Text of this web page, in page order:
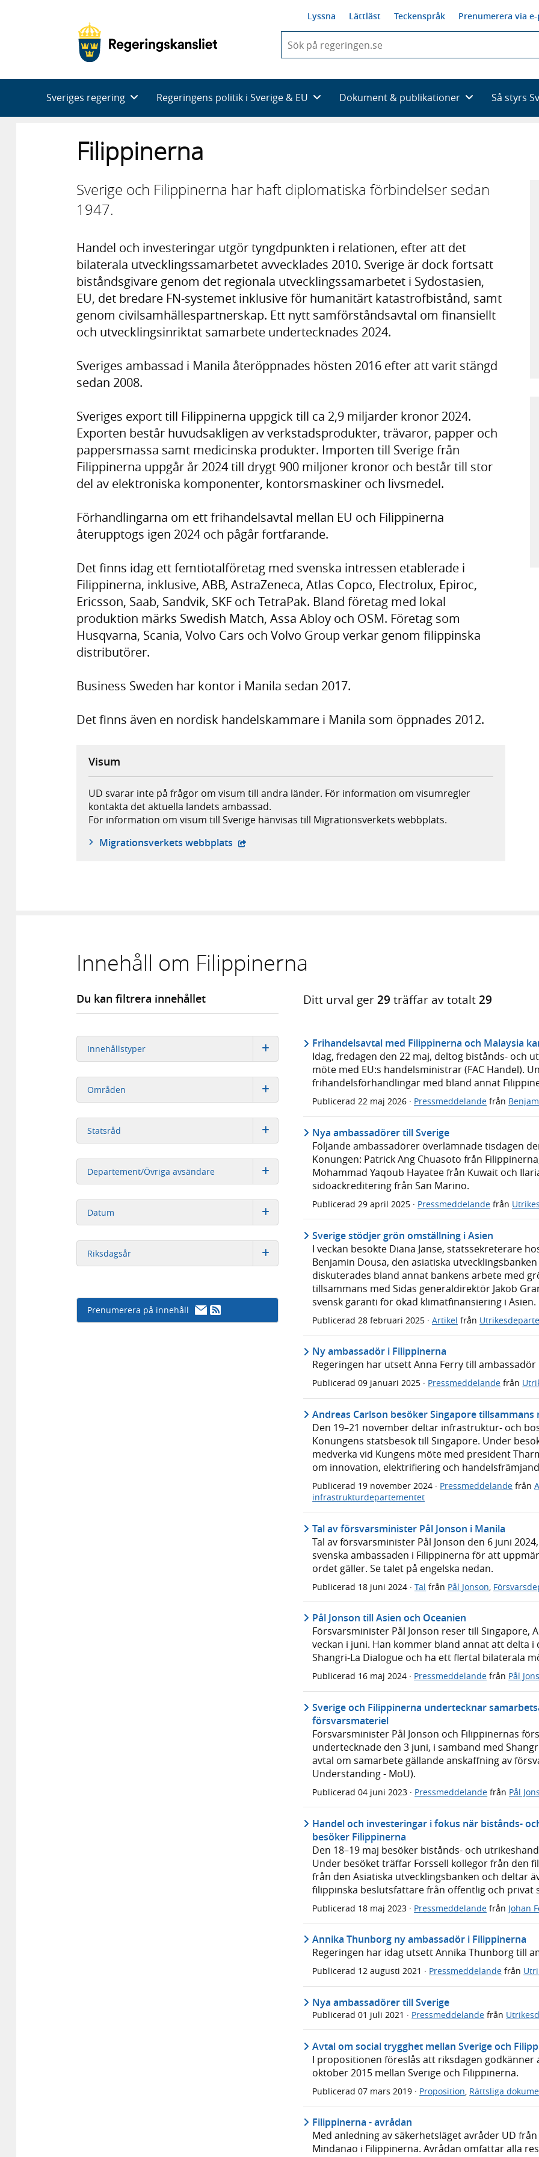
Lyssna Lättläst Teckenspråk Prenumerera via
du
skriva
framträder
en
Sveriges regering Regeringens politik i Sverige & EU Dokument & publikationer Så styrs
Filippinerna
Sverige och Filippinerna har haft diplomatiska förbindelser sedan
1947.
Handel och investeringar utgör tyngdpunkten i relationen, efter att det
bilaterala utvecklingssamarbetet avvecklades 2010. Sverige är dock fortsatt
biståndsgivare genom det regionala utvecklingssamarbetet i Sydostasien,
EU, det bredare FN-systemet inklusive för humanitärt katastrofbistånd, samt
genom civilsamhällespartnerskap. Ett nytt samförståndsavtal om finansiellt
och utvecklingsinriktat samarbete undertecknades 2024.
Sveriges ambassad i Manila återöppnades hösten 2016 efter att varit stängd
sedan 2008.
Sveriges export till Filippinerna uppgick till ca 2,9 miljarder kronor 2024.
Exporten består huvudsakligen av verkstadsprodukter, trävaror, papper och
pappersmassa samt medicinska produkter. Importen till Sverige från
Filippinerna uppgår år 2024 till drygt 900 miljoner kronor och består till stor
del av elektroniska komponenter, kontorsmaskiner och livsmedel.
Förhandlingarna om ett frihandelsavtal mellan EU och Filippinerna
återupptogs igen 2024 och pågår fortfarande.
Det finns idag ett femtiotalföretag med svenska intressen etablerade i
Filippinerna, inklusive, ABB, AstraZeneca, Atlas Copco, Electrolux, Epiroc,
Ericsson, Saab, Sandvik, SKF och TetraPak. Bland företag med lokal
produktion märks Swedish Match, Assa Abloy och OSM. Företag som
Husqvarna, Scania, Volvo Cars och Volvo Group verkar genom filippinska
distributörer.
Business Sweden har kontor i Manila sedan 2017.
Det finns även en nordisk handelskammare i Manila som öppnades 2012.
Visum
UD svarar inte på frågor om visum till andra länder. För information om visumregler
kontakta det aktuella landets ambassad.
För information om visum till Sverige hänvisas till Migrationsverkets webbplats.
Migrationsverkets webbplats - öppnas i ny flik, extern webbplats,
Innehåll om Filippinerna
Du kan filtrera innehållet
Innehållstyper
Områden
Statsråd
Departement/Övriga avsändare
Datum
Riksdagsår
Prenumerera på innehåll
Ditt urval ger29 träffar av totalt29
Frihandelsavtal med Filippinerna och Malaysia
Idag, fredagen den 22 maj, deltog bistånds- och
möte med EU:s handelsministrar (FAC Handel).
frihandelsförhandlingar med bland annat
Publicerad22 maj 2026 · Pressmeddelande från
Nya ambassadörer till Sverige
Följande ambassadörer överlämnade tisdagen
Konungen: Patrick Ang Chuasoto från
Mohammad Yaqoub Hayatee från Kuwait och
sidoackreditering från San Marino.
Publicerad29 april 2025 · Pressmeddelande från
Sverige stödjer grön omställning i Asien
I veckan besökte Diana Janse, statssekreterare
Benjamin Dousa, den asiatiska
diskuterades bland annat bankens arbete med
tillsammans med Sidas generaldirektör Jakob
svensk garanti för ökad klimatfinansiering i Asien.
Publicerad 28 februari 2025 ·Artikel från
Ny ambassadör i Filippinerna
Regeringen har utsett Anna Ferry till ambassadör
Publicerad09 januari 2025 · Pressmeddelande från
Andreas Carlson besöker Singapore tillsammans
Den 19–21 november deltar infrastruktur- och
Konungens statsbesök till Singapore. Under
medverka vid Kungens möte med president
om innovation, elektrifiering och
Publicerad 19 november 2024 · Pressmeddelande från
infrastrukturdepartementet
Tal av försvarsminister Pål Jonson i Manila
Tal av försvarsminister Pål Jonson den 6 juni
svenska ambassaden i Filippinerna för att
ordet gäller. Se talet på engelska nedan.
Publicerad 18 juni 2024 ·Tal från Pål Jonson
Pål Jonson till Asien och Oceanien
Försvarsminister Pål Jonson reser till Singapore,
veckan i juni. Han kommer bland annat att delta
Shangri-La Dialogue och ha ett flertal bilaterala
Publicerad 16 maj 2024 · Pressmeddelande från Pål
Sverige och Filippinerna undertecknar
försvarsmateriel
Försvarsminister Pål Jonson och Filippinernas
undertecknade den 3 juni, i samband med
avtal om samarbete gällande anskaffning av
Understanding - MoU).
Publicerad04 juni 2023 · Pressmeddelande från Pål
Handel och investeringar i fokus när bistånds-
besöker Filippinerna
Den 18–19 maj besöker bistånds- och
Under besöket träffar Forssell kollegor från den
från den Asiatiska utvecklingsbanken och deltar
filippinska beslutsfattare från offentlig och privat
Publicerad 18 maj 2023 · Pressmeddelande från Johan
Annika Thunborg ny ambassadör i Filippinerna
Regeringen har idag utsett Annika Thunborg till
Publicerad 12 augusti 2021 · Pressmeddelande från
Nya ambassadörer till Sverige
Publicerad01 juli 2021 · Pressmeddelande från
Avtal om social trygghet mellan Sverige och
I propositionen föreslås att riksdagen godkänner
oktober 2015 mellan Sverige och Filippinerna.
Publicerad07 mars 2019 · Proposition Rättsliga
Filippinerna - avrådan
Med anledning av säkerhetsläget avråder UD
Mindanao i Filippinerna. Avrådan omfattar alla